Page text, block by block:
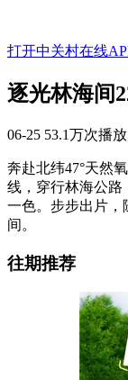
打开中关村在线
逐光林海间
06-25 53.1万次播放
奔赴北纬47°天然
线，穿行林海公路
一色。步步出片，
间。
往期推荐